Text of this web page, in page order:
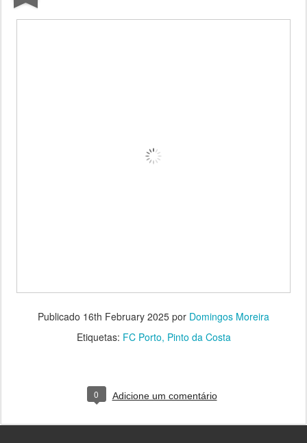
Publicado 16th February 2025 por Domingos Moreira
Etiquetas: FC Porto Pinto da Costa
0 Adicione um comentário